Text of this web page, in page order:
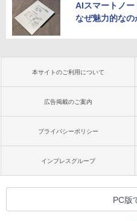
AIスマートノ
なぜ魅力的なの
本サイトのご利用について
広告掲載のご案内
プライバシーポリシー
インプレスグループ
PC版